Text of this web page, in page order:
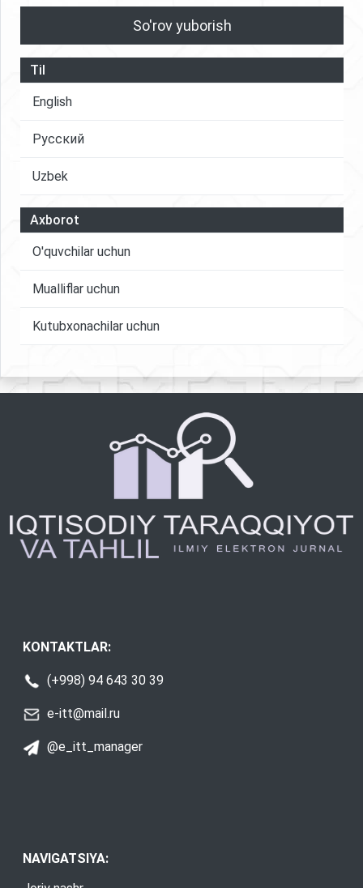
So'rov yuborish
Til
English
Русский
Uzbek
Axborot
O'quvchilar uchun
Mualliflar uchun
Kutubxonachilar uchun
KONTAKTLAR:
(+998) 94 643 30 39
e-itt@mail.ru
@e_itt_manager
NAVIGATSIYA: